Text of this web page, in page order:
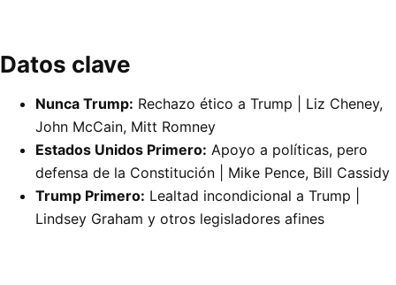
Datos clave
Nunca Trump: Rechazo ético a Trump | Liz Cheney,
John McCain, Mitt Romney
Estados Unidos Primero: Apoyo a políticas, pero
defensa de la Constitución | Mike Pence, Bill Cassidy
Trump Primero: Lealtad incondicional a Trump |
Lindsey Graham y otros legisladores afines